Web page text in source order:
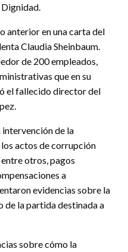
anterior en una carta del
Claudia Sheinbaum.
de 200 empleados,
que en su
el fallecido director del
de la
actos de corrupción
entre otros, pagos
a
evidencias sobre la
de la partida destinada a
sobre cómo la